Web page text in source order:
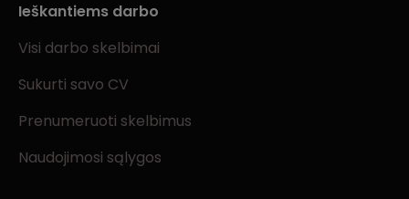
Ieškantiems darbo
Visi darbo skelbimai
Sukurti savo CV
Prenumeruoti skelbimus
Naudojimosi sąlygos